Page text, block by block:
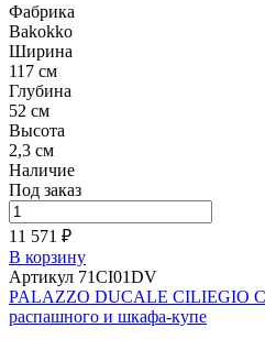
Фабрика
Bakokko
Ширина
117 см
Глубина
52 см
Высота
2,3 см
Наличие
Под заказ
11 571 ₽
В корзину
Артикул 71CI01DV
PALAZZO DUCALE CILIEGIO
распашного и шкафа-купе